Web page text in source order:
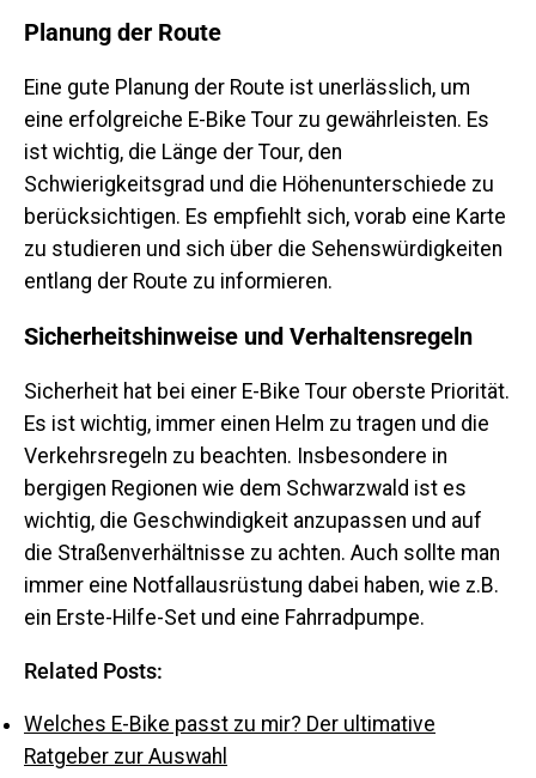
Planung der Route
Eine gute Planung der Route ist unerlässlich, um
eine erfolgreiche E-Bike Tour zu gewährleisten. Es
ist wichtig, die Länge der Tour, den
Schwierigkeitsgrad und die Höhenunterschiede zu
berücksichtigen. Es empfiehlt sich, vorab eine Karte
zu studieren und sich über die Sehenswürdigkeiten
entlang der Route zu informieren.
Sicherheitshinweise und Verhaltensregeln
Sicherheit hat bei einer E-Bike Tour oberste Priorität.
Es ist wichtig, immer einen Helm zu tragen und die
Verkehrsregeln zu beachten. Insbesondere in
bergigen Regionen wie dem Schwarzwald ist es
wichtig, die Geschwindigkeit anzupassen und auf
die Straßenverhältnisse zu achten. Auch sollte man
immer eine Notfallausrüstung dabei haben, wie z.B.
ein Erste-Hilfe-Set und eine Fahrradpumpe.
Related Posts:
Welches E-Bike passt zu mir? Der ultimative
Ratgeber zur Auswahl